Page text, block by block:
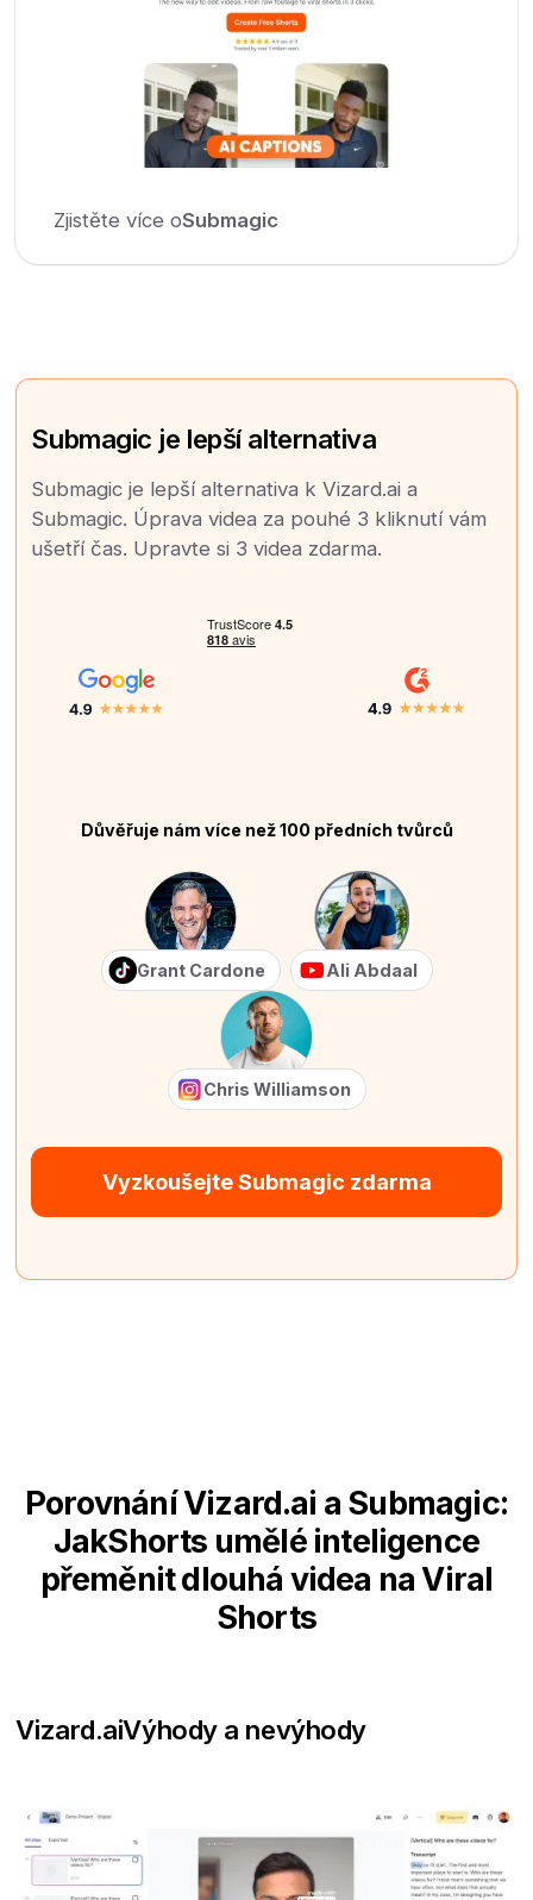
Zjistěte více oSubmagic
Submagic je lepší alternativa
Submagic je lepší alternativa k Vizard.ai a
Submagic. Úprava videa za pouhé 3 kliknutí vám
ušetří čas. Upravte si 3 videa zdarma.
Důvěřuje nám více než 100 předních tvůrců
Grant Cardone Ali Abdaal
Chris Williamson
Vyzkoušejte Submagic zdarma
Porovnání Vizard.ai a Submagic:
JakShorts umělé inteligence
přeměnit dlouhá videa na Viral
Shorts
Vizard.aiVýhody a nevýhody